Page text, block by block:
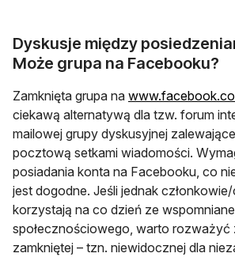
Dyskusje między
Może grupa na Facebooku?
Zamknięta grupa na
ciekawą alternatywą dla tzw. forum
mailowej grupy dyskusyjnej
pocztową setkami wiadomości.
posiadania konta na Facebooku, co
jest dogodne. Jeśli jednak
korzystają na co dzień ze
społecznościowego, warto rozważyć
zamkniętej – tzn. niewidocznej dla